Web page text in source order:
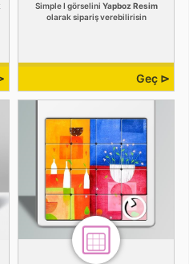
Simple I görselini Yapboz Resim
olarak sipariş verebilirisin
Geç ⊳